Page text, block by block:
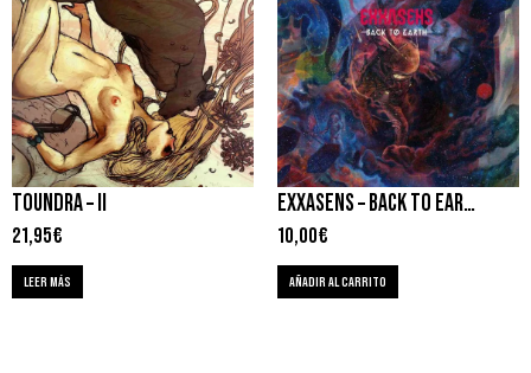
TOUNDRA – II
21,95€
LEER MÁS
EXXASENS – BACK TO EARTH
10,00€
AÑADIR AL CARRITO